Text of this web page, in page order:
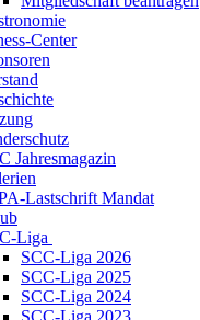
Center
Jahresmagazin
Lastschrift Mandat
Liga
SCC-Liga 2026
SCC-Liga 2025
SCC-Liga 2024